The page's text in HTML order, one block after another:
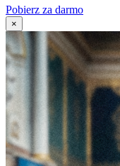
Pobierz za darmo
×